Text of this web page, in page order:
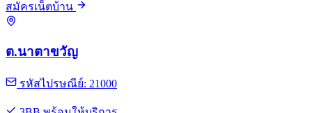
สมัครเน็ตบ้าน
ต.นาตาขวัญ
รหัสไปรษณีย์: 21000